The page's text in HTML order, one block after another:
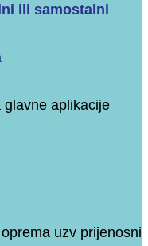
ili samostalni
glavne aplikacije